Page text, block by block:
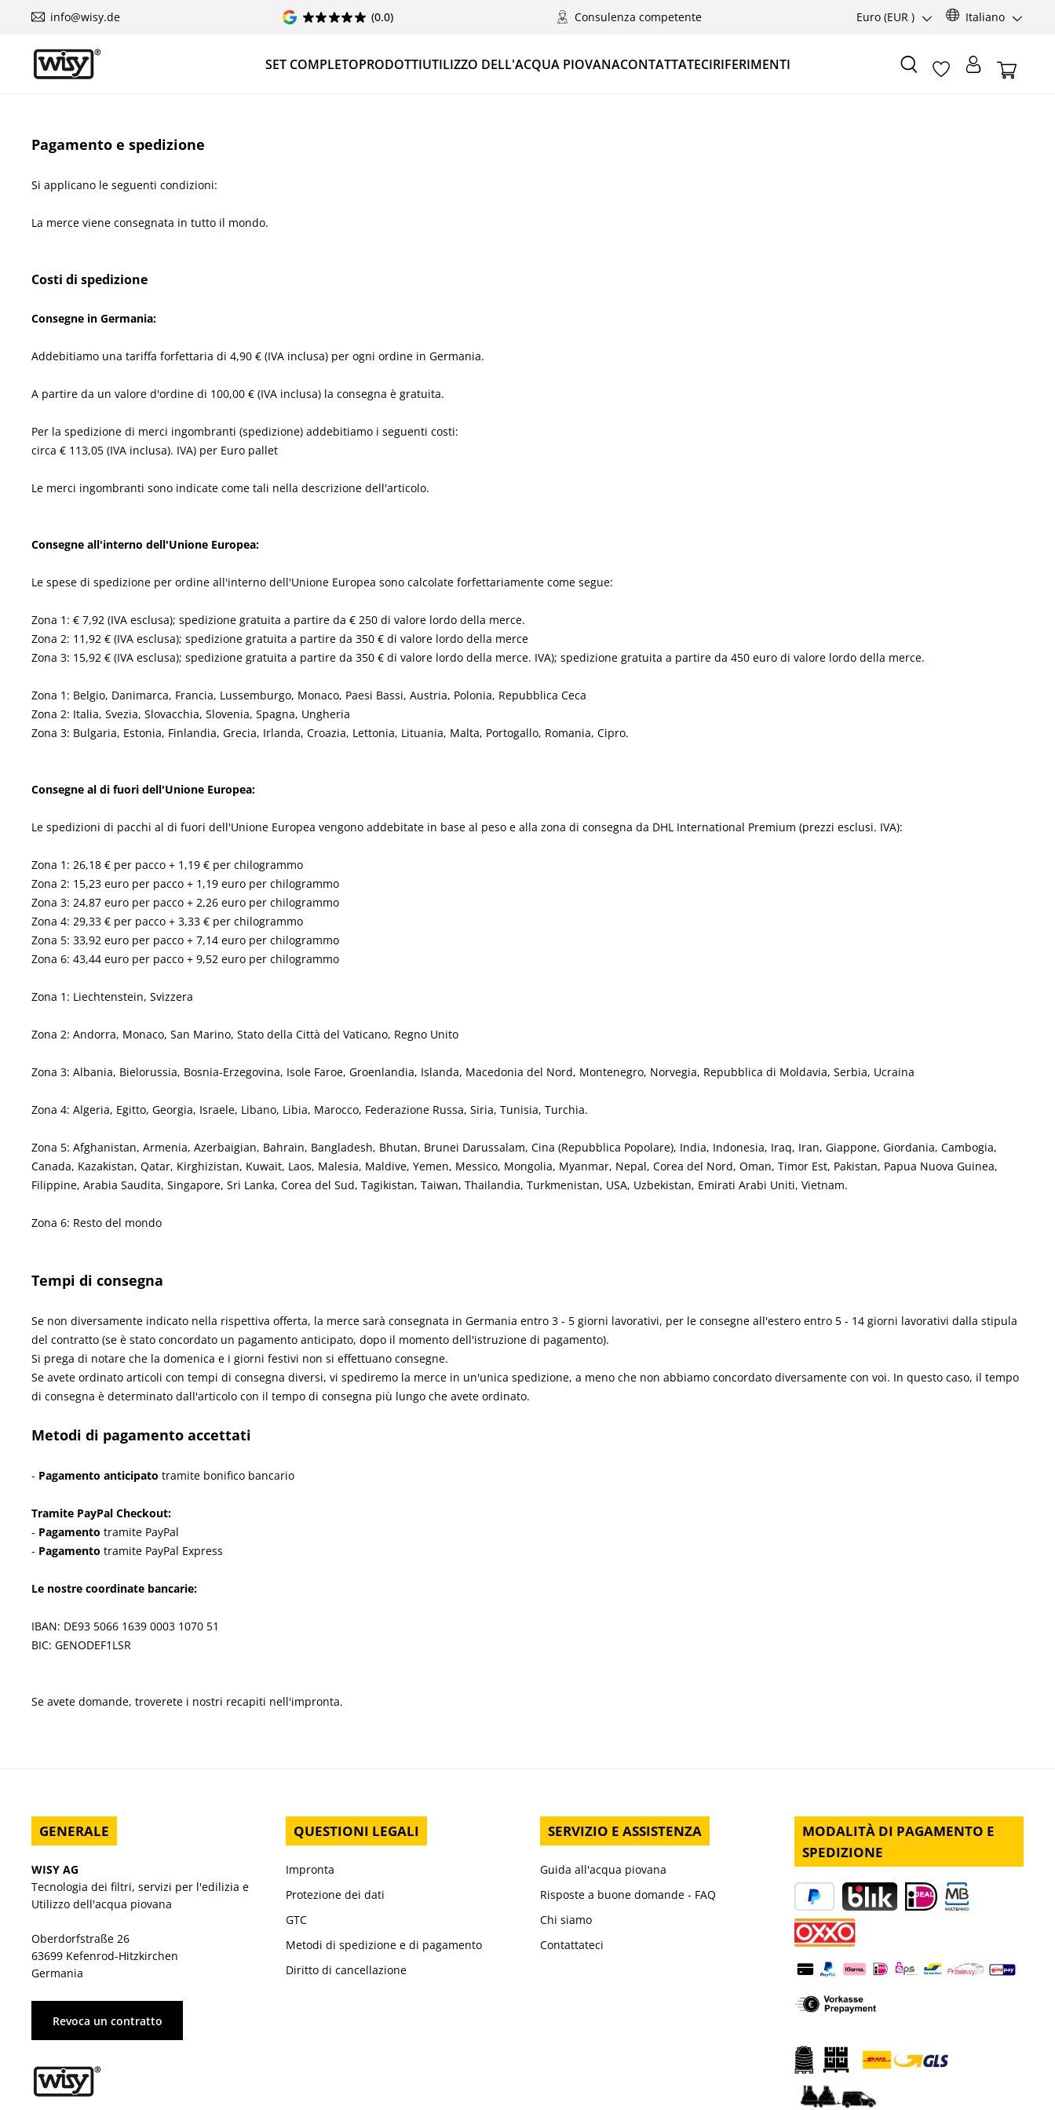
info@wisy.de (0.0) Consulenza competente Euro (EUR ) Italiano
SET COMPLETOPRODOTTIUTILIZZO DELL'ACQUA PIOVANACONTATTATECIRIFERIMENTI
Pagamento e spedizione
Si applicano le seguenti condizioni:
La merce viene consegnata in tutto il mondo.
Costi di spedizione
Consegne in Germania:
Addebitiamo una tariffa forfettaria di 4,90 € (IVA inclusa) per ogni ordine in Germania.
A partire da un valore d'ordine di 100,00 € (IVA inclusa) la consegna è gratuita.
Per la spedizione di merci ingombranti (spedizione) addebitiamo i seguenti costi:
circa € 113,05 (IVA inclusa). IVA) per Euro pallet
Le merci ingombranti sono indicate come tali nella descrizione dell'articolo.
Consegne all'interno dell'Unione Europea:
Le spese di spedizione per ordine all'interno dell'Unione Europea sono calcolate forfettariamente come segue:
Zona 1: € 7,92 (IVA esclusa); spedizione gratuita a partire da € 250 di valore lordo della merce.
Zona 2: 11,92 € (IVA esclusa); spedizione gratuita a partire da 350 € di valore lordo della merce
Zona 3: 15,92 € (IVA esclusa); spedizione gratuita a partire da 350 € di valore lordo della merce. IVA); spedizione gratuita a partire da 450 euro di valore lordo della merce.
Zona 1: Belgio, Danimarca, Francia, Lussemburgo, Monaco, Paesi Bassi, Austria, Polonia, Repubblica Ceca
Zona 2: Italia, Svezia, Slovacchia, Slovenia, Spagna, Ungheria
Zona 3: Bulgaria, Estonia, Finlandia, Grecia, Irlanda, Croazia, Lettonia, Lituania, Malta, Portogallo, Romania, Cipro.
Consegne al di fuori dell'Unione Europea:
Le spedizioni di pacchi al di fuori dell'Unione Europea vengono addebitate in base al peso e alla zona di consegna da DHL International Premium (prezzi esclusi. IVA):
Zona 1: 26,18 € per pacco + 1,19 € per chilogrammo
Zona 2: 15,23 euro per pacco + 1,19 euro per chilogrammo
Zona 3: 24,87 euro per pacco + 2,26 euro per chilogrammo
Zona 4: 29,33 € per pacco + 3,33 € per chilogrammo
Zona 5: 33,92 euro per pacco + 7,14 euro per chilogrammo
Zona 6: 43,44 euro per pacco + 9,52 euro per chilogrammo
Zona 1: Liechtenstein, Svizzera
Zona 2: Andorra, Monaco, San Marino, Stato della Città del Vaticano, Regno Unito
Zona 3: Albania, Bielorussia, Bosnia-Erzegovina, Isole Faroe, Groenlandia, Islanda, Macedonia del Nord, Montenegro, Norvegia, Repubblica di Moldavia, Serbia, Ucraina
Zona 4: Algeria, Egitto, Georgia, Israele, Libano, Libia, Marocco, Federazione Russa, Siria, Tunisia, Turchia.
Zona 5: Afghanistan, Armenia, Azerbaigian, Bahrain, Bangladesh, Bhutan, Brunei Darussalam, Cina (Repubblica Popolare), India, Indonesia, Iraq, Iran, Giappone, Giordania, Cambogia,
Canada, Kazakistan, Qatar, Kirghizistan, Kuwait, Laos, Malesia, Maldive, Yemen, Messico, Mongolia, Myanmar, Nepal, Corea del Nord, Oman, Timor Est, Pakistan, Papua Nuova Guinea,
Filippine, Arabia Saudita, Singapore, Sri Lanka, Corea del Sud, Tagikistan, Taiwan, Thailandia, Turkmenistan, USA, Uzbekistan, Emirati Arabi Uniti, Vietnam.
Zona 6: Resto del mondo
Tempi di consegna
Se non diversamente indicato nella rispettiva offerta, la merce sarà consegnata in Germania entro 3 - 5 giorni lavorativi, per le consegne all'estero entro 5 - 14 giorni lavorativi dalla stipula
del contratto (se è stato concordato un pagamento anticipato, dopo il momento dell'istruzione di pagamento).
Si prega di notare che la domenica e i giorni festivi non si effettuano consegne.
Se avete ordinato articoli con tempi di consegna diversi, vi spediremo la merce in un'unica spedizione, a meno che non abbiamo concordato diversamente con voi. In questo caso, il tempo
di consegna è determinato dall'articolo con il tempo di consegna più lungo che avete ordinato.
Metodi di pagamento accettati
- Pagamento anticipato tramite bonifico bancario
Tramite PayPal Checkout:
- Pagamento tramite PayPal
- Pagamento tramite PayPal Express
Le nostre coordinate bancarie:
IBAN: DE93 5066 1639 0003 1070 51
BIC: GENODEF1LSR
Se avete domande, troverete i nostri recapiti nell'impronta.
GENERALE
WISY AG
Tecnologia dei filtri, servizi per l'edilizia e
Utilizzo dell'acqua piovana
Oberdorfstraße 26
63699 Kefenrod-Hitzkirchen
Germania
Revoca un contratto
QUESTIONI LEGALI
Impronta
Protezione dei dati
GTC
Metodi di spedizione e di pagamento
Diritto di cancellazione
SERVIZIO E ASSISTENZA
Guida all'acqua piovana
Risposte a buone domande - FAQ
Chi siamo
Contattateci
MODALITÀ DI PAGAMENTO E
SPEDIZIONE